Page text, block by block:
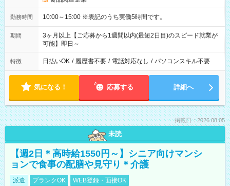
勤務時間 10:00～15:00 ※表記のうち実働5時間です。
期間
3ヶ月以上【ご応募から1週間以内(最短2日目)のスピード就業が
可能】即日～
特徴 日払いOK / 履歴書不要 / 電話対応なし / パソコンスキル不要
気になる！ 応募する 詳細へ
掲載日：2026.08.05
未読
【週2日＊高時給1550円～】シニア向けマンシ
ョンで食事の配膳や見守り＊介護
派遣 ブランクOK WEB登録・面接OK